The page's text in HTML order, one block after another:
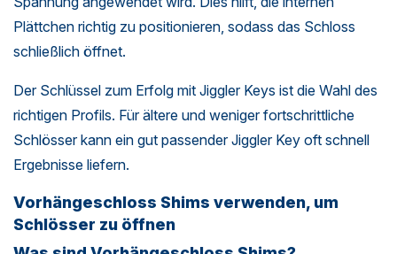
Plättchen richtig zu positionieren, sodass das Schloss
schließlich öffnet.
Der Schlüssel zum Erfolg mit Jiggler Keys ist die Wahl des
richtigen Profils. Für ältere und weniger fortschrittliche
Schlösser kann ein gut passender Jiggler Key oft schnell
Ergebnisse liefern.
Vorhängeschloss Shims verwenden, um
Schlösser zu öffnen